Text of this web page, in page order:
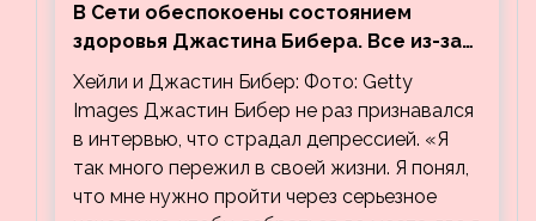
В Сети обеспокоены состоянием
здоровья Джастина Бибера. Все из-за
видео, на котором его успокаивает
Хейли
Хейли и Джастин Бибер: Фото: Getty
Images Джастин Бибер не раз признавался
в интервью, что страдал депрессией. «Я
так много пережил в своей жизни. Я понял,
что мне нужно пройти через серьезное